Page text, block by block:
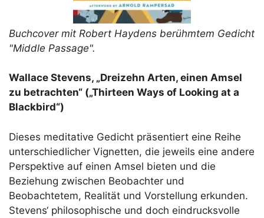
Buchcover mit Robert Haydens berühmtem Gedicht
"Middle Passage".
Wallace Stevens, „Dreizehn Arten, einen Amsel
zu betrachten“ („Thirteen Ways of Looking at a
Blackbird“)
Dieses meditative Gedicht präsentiert eine Reihe
unterschiedlicher Vignetten, die jeweils eine andere
Perspektive auf einen Amsel bieten und die
Beziehung zwischen Beobachter und
Beobachtetem, Realität und Vorstellung erkunden.
Stevens‘ philosophische und doch eindrucksvolle